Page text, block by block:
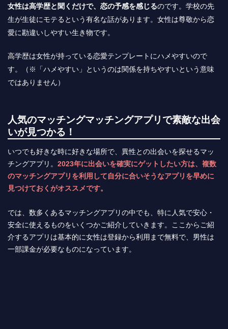
女性は高学歴と聞くだけで、恋の予感を感じるのです。学校の先
生が生徒にモテるという有名な話があります。女性は尊敬から恋
愛に勘違いしやすい生き物です。
高学歴は女性が持っている恋愛テンプレートにハメやすいので
す。（※「ハメやすい」というのは関係を持ちやすいという意味
ではありません）
人気のマッチングマッチングアプリで素敵な出会
いが見つかる！
いつでも好きな時に好きな場所で、異性との出会いを探せるマッ
チングアプリ。 2023年に出会いを確実にゲットしたい方は、複数
のマッチングアプリを利用して自分に合いそうなアプリを早めに
見つけておくがオススメです。
では、数多くあるマッチングアプリの中でも、特に人気で安心・
安全に使えるものをいくつかご紹介していきます。ここからご紹
介するアプリは基本的に女性は登録から利用まで無料で、男性は
一部課金が必要なものになっています。